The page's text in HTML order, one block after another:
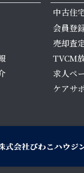
中古住
会員登
売却査
TVCM
求人ペ
ケアサ